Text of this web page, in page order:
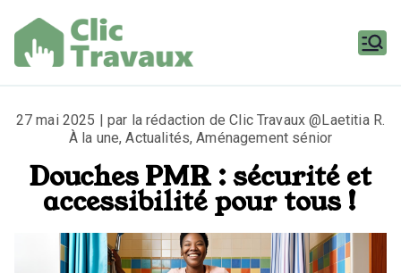
contenu
Travaux
27 mai 2025 | par la rédaction de Clic Travaux @Laetitia R.
À la une,Actualités,Aménagement sénior
Douches PMR : sécurité et
accessibilité pour tous !